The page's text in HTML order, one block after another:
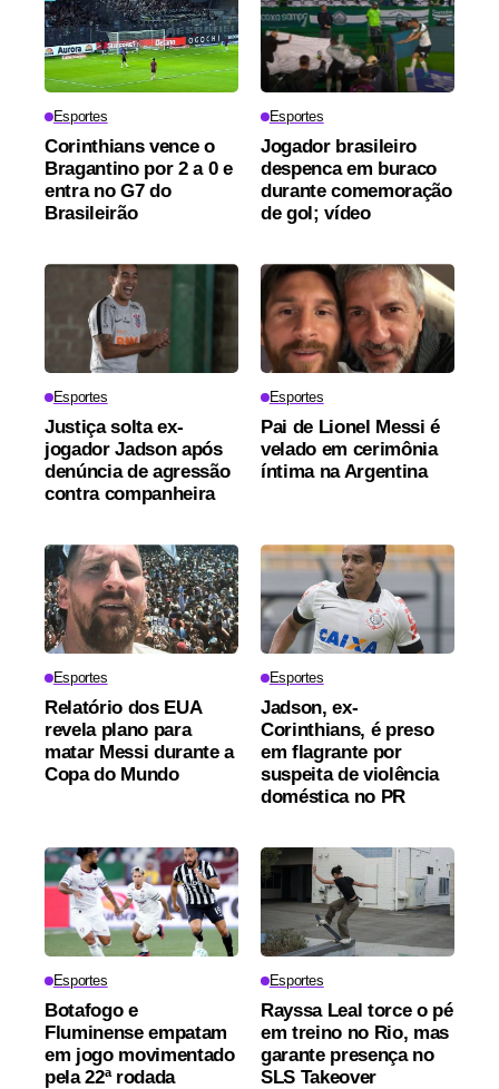
Esportes
Corinthians vence o
Bragantino por 2 a 0 e
entra no G7 do
Brasileirão
Esportes
Jogador brasileiro
despenca em buraco
durante comemoração
de gol; vídeo
Esportes
Justiça solta ex-
jogador Jadson após
denúncia de agressão
contra companheira
Esportes
Pai de Lionel Messi é
velado em cerimônia
íntima na Argentina
Esportes
Relatório dos EUA
revela plano para
matar Messi durante a
Copa do Mundo
Esportes
Jadson, ex-
Corinthians, é preso
em flagrante por
suspeita de violência
doméstica no PR
Esportes
Botafogo e
Fluminense empatam
em jogo movimentado
pela 22ª rodada
Esportes
Rayssa Leal torce o pé
em treino no Rio, mas
garante presença no
SLS Takeover